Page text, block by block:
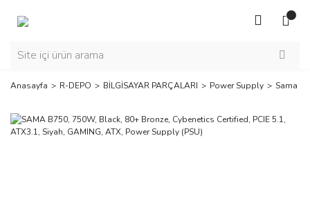
Anasayfa R-DEPO BİLGİSAYAR PARÇALARI Power Supply Sama